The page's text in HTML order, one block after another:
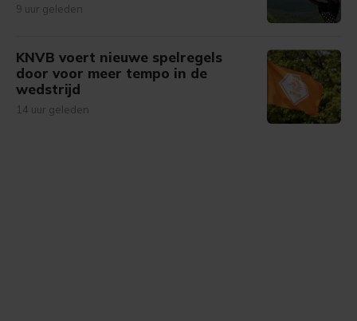
9 uur geleden
KNVB voert nieuwe spelregels
door voor meer tempo in de
wedstrijd
14 uur geleden